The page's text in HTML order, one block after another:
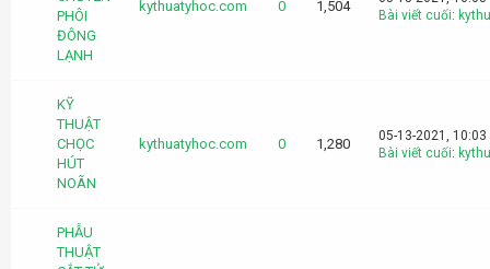
PHÔI
ĐÔNG
LẠNH
kythuatyhoc.com 0 1,504
Bài viết cuối:
KỸ
THUẬT
CHỌC
HÚT
NOÃN
kythuatyhoc.com 0 1,280
05-13-2021, 10:03
Bài viết cuối:
PHẪU
THUẬT